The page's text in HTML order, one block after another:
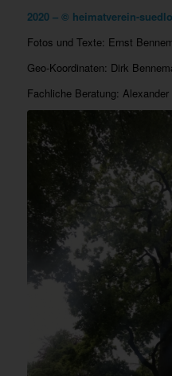
2020 – © heimatverein-
Fotos und Texte: Ernst
Geo-Koordinaten: Dirk
Fachliche Beratung: